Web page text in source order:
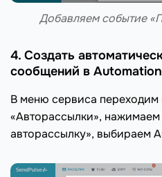
Добавляем событие
4. Создать
сообщений в
В меню сервиса переходим
«Авторассылки», нажимаем
авторассылку», выбираем